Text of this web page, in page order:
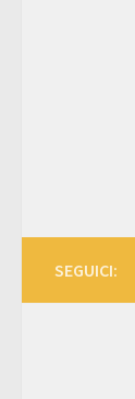
SEGUICI: